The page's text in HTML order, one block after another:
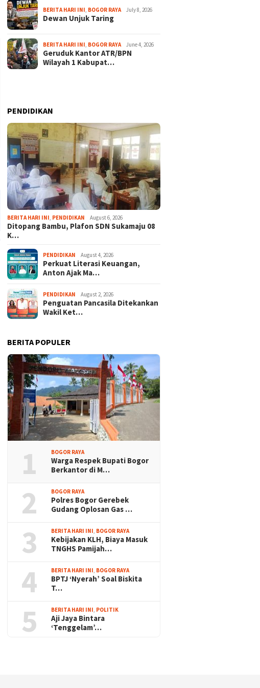
Lomba Rakyat Demokrat
Kabupaten Bogor Hadirkan
Kompetisi Lintas Generasi,
Uji Kekompakan dan Strategi
Tim
Kabupaten Bogor Tembus
BERITA HARI INI BOGOR RAYA July 8, 2026
Dewan Unjuk Taring
BERITA HARI INI BOGOR RAYA June 4, 2026
Geruduk Kantor ATR/BPN
Wilayah 1 Kabupat…
PENDIDIKAN
BERITA HARI INI PENDIDIKAN August 6, 2026
Ditopang Bambu, Plafon SDN Sukamaju 08
K…
PENDIDIKAN August 4, 2026
Perkuat Literasi Keuangan,
Anton Ajak Ma…
PENDIDIKAN August 2, 2026
Penguatan Pancasila Ditekankan
Wakil Ket…
BERITA POPULER
1 BOGOR RAYA
Warga Respek Bupati Bogor
Berkantor di M…
2 BOGOR RAYA
Polres Bogor Gerebek
Gudang Oplosan Gas …
3 BERITA HARI INI, BOGOR RAYA
Kebijakan KLH, Biaya Masuk
TNGHS Pamijah…
4 BERITA HARI INI, BOGOR RAYA
BPTJ ‘Nyerah’ Soal Biskita
T…
5 BERITA HARI INI, POLITIK
Aji Jaya Bintara
‘Tenggelam’…